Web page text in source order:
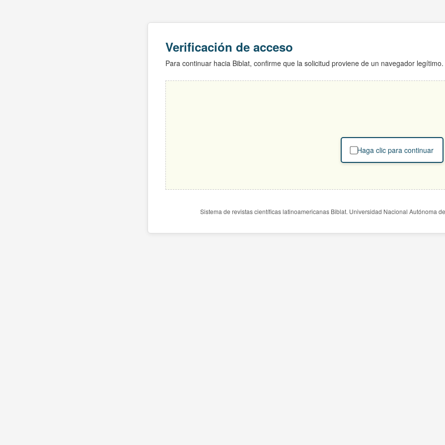
Verificación de acceso
Para continuar hacia Biblat, confirme que la solicitud proviene de un navegador legítimo.
Haga clic para continuar
Sistema de revistas científicas latinoamericanas Biblat. Universidad Nacional Autónoma